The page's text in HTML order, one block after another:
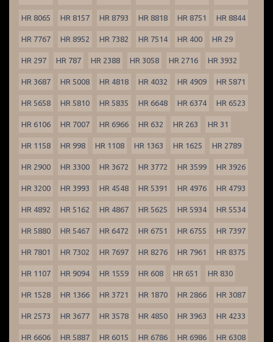
HR 8065 HR 8157 HR 8793 HR 8818 HR 8751 HR 8844
HR 7767 HR 8952 HR 7382 HR 7514 HR 400 HR 29
HR 297 HR 787 HR 2388 HR 3058 HR 2716 HR 3932
HR 3687 HR 5008 HR 4818 HR 4032 HR 4909 HR 5871
HR 5658 HR 5810 HR 5835 HR 6648 HR 6374 HR 6523
HR 6106 HR 7007 HR 6966 HR 632 HR 263 HR 31
HR 1158 HR 998 HR 1108 HR 1363 HR 1625 HR 2789
HR 2900 HR 3300 HR 3672 HR 3772 HR 3599 HR 3926
HR 3200 HR 3993 HR 4548 HR 5391 HR 4976 HR 4793
HR 4892 HR 5162 HR 4867 HR 5625 HR 5934 HR 5534
HR 5880 HR 5467 HR 6472 HR 6751 HR 6755 HR 7397
HR 7801 HR 7302 HR 7697 HR 8276 HR 7961 HR 8375
HR 1107 HR 9094 HR 1559 HR 608 HR 651 HR 830
HR 1528 HR 1366 HR 3721 HR 1870 HR 2866 HR 3087
HR 2573 HR 3677 HR 3578 HR 4850 HR 3963 HR 4233
HR 6606 HR 5887 HR 6015 HR 6786 HR 6986 HR 6308